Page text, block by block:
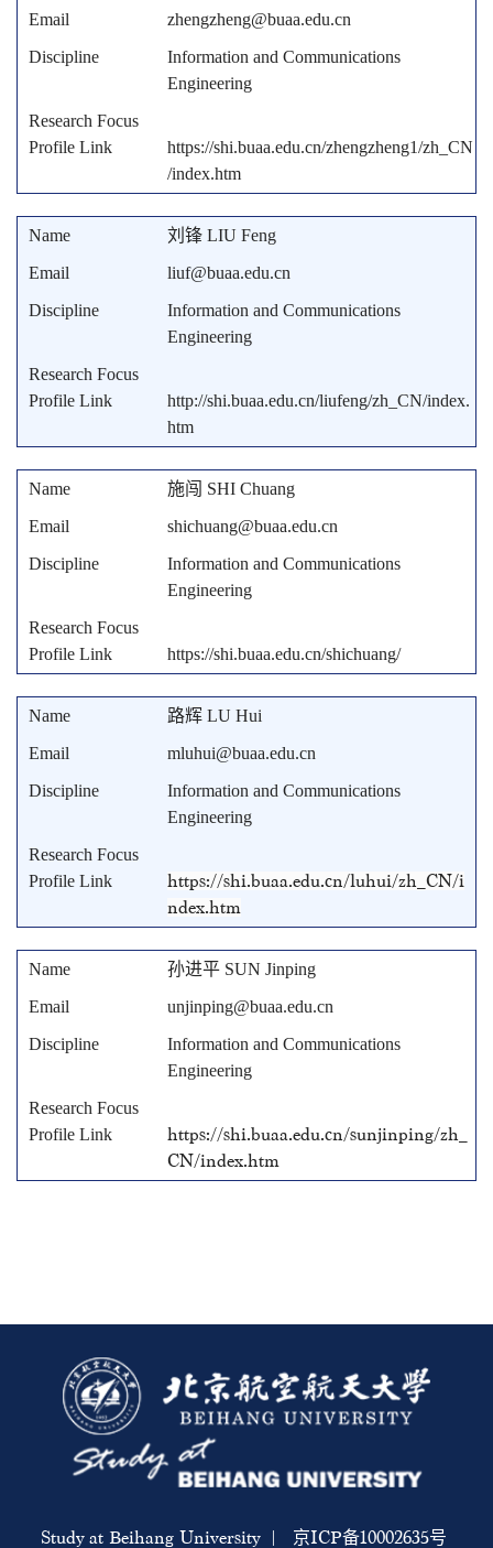
zhengzheng@buaa.edu.cn
Information and Communications
Engineering
https://shi.buaa.edu.cn/zhengzheng1/zh_CN
/index.htm
刘锋 LIU Feng
liuf@buaa.edu.cn
Information and Communications
Engineering
http://shi.buaa.edu.cn/liufeng/zh_CN/index.
htm
施闯 SHI Chuang
shichuang@buaa.edu.cn
Information and Communications
Engineering
https://shi.buaa.edu.cn/shichuang/
路辉 LU Hui
mluhui@buaa.edu.cn
Information and Communications
Engineering
https://shi.buaa.edu.cn/luhui/zh_CN/i
ndex.htm
孙进平 SUN Jinping
unjinping@buaa.edu.cn
Information and Communications
Engineering
https://shi.buaa.edu.cn/sunjinping/zh_
CN/index.htm
Study at Beihang University | 京ICP备10002635号